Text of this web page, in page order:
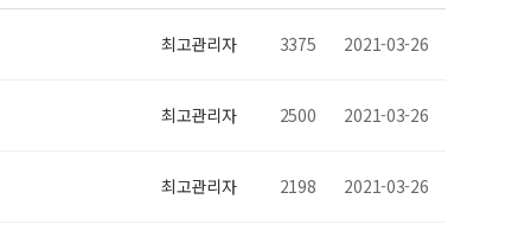
최고관리자 3375 2021-03-26
최고관리자 2500 2021-03-26
최고관리자 2198 2021-03-26